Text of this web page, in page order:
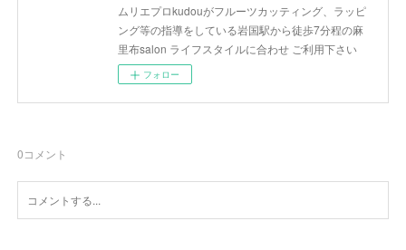
ムリエプロkudouがフルーツカッティング、ラッピ
ング等の指導をしている岩国駅から徒歩7分程の麻
里布salon ライフスタイルに合わせ ご利用下さい
フォロー
0コメント